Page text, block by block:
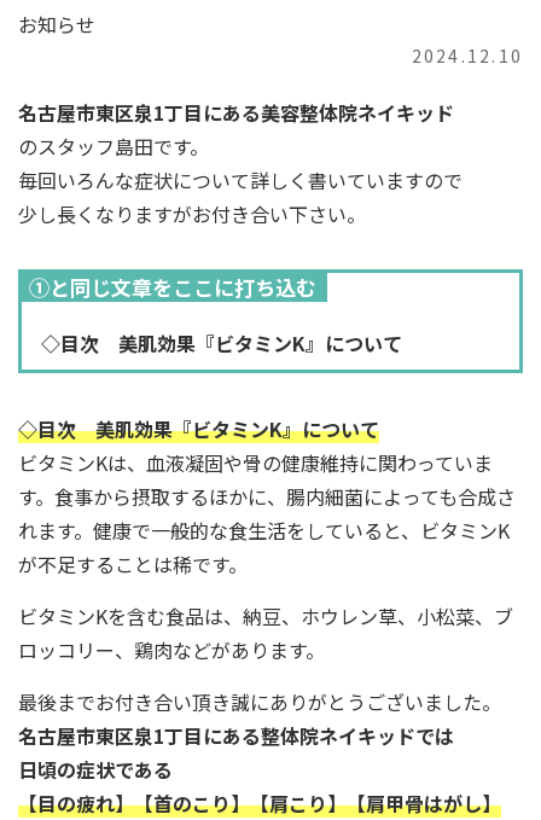
お知らせ
2024.12.10
名古屋市東区泉1丁目にある美容整体院ネイキッド
のスタッフ島田です。
毎回いろんな症状について詳しく書いていますので
少し長くなりますがお付き合い下さい。
①と同じ文章をここに打ち込む
◇目次 美肌効果『ビタミンK』について
◇目次 美肌効果『ビタミンK』について
ビタミンKは、血液凝固や骨の健康維持に関わっていま
す。食事から摂取するほかに、腸内細菌によっても合成さ
れます。健康で一般的な食生活をしていると、ビタミンK
が不足することは稀です。
ビタミンKを含む食品は、納豆、ホウレン草、小松菜、ブ
ロッコリー、鶏肉などがあります。
最後までお付き合い頂き誠にありがとうございました。
名古屋市東区泉1丁目にある整体院ネイキッドでは
日頃の症状である
【目の疲れ】【首のこり】【肩こり】【肩甲骨はがし】